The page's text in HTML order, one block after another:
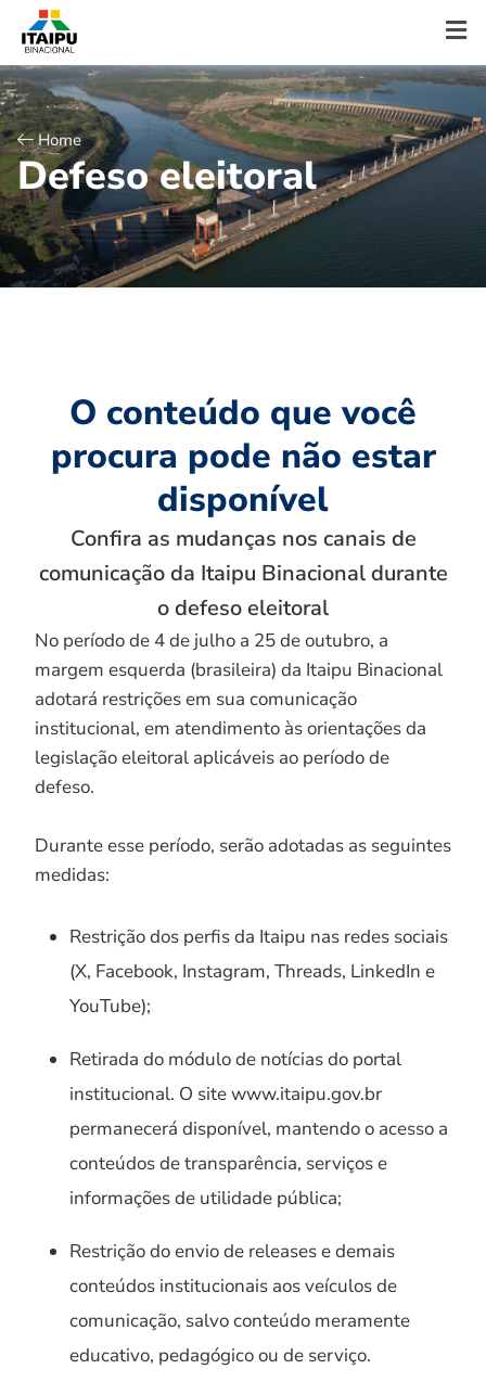
Home
Defeso eleitoral
O conteúdo que você
procura pode não estar
disponível
Confira as mudanças nos canais de
comunicação da Itaipu Binacional durante
o defeso eleitoral
No período de 4 de julho a 25 de outubro, a
margem esquerda (brasileira) da Itaipu Binacional
adotará restrições em sua comunicação
institucional, em atendimento às orientações da
legislação eleitoral aplicáveis ao período de
defeso.
Durante esse período, serão adotadas as seguintes
medidas:
Restrição dos perfis da Itaipu nas redes sociais
(X, Facebook, Instagram, Threads, LinkedIn e
YouTube);
Retirada do módulo de notícias do portal
institucional. O site www.itaipu.gov.br
permanecerá disponível, mantendo o acesso a
conteúdos de transparência, serviços e
informações de utilidade pública;
Restrição do envio de releases e demais
conteúdos institucionais aos veículos de
comunicação, salvo conteúdo meramente
educativo, pedagógico ou de serviço.